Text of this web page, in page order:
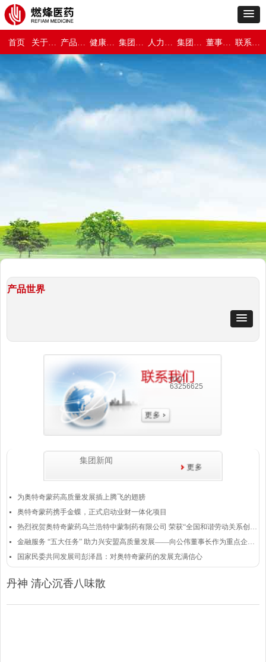
首页 关于燃烽医药 产品世界 健康与保障 集团新闻 人力资源 集团介绍 董事长专栏 联系我们
集团新闻
넷 为奥特奇蒙药高质量发展插上腾飞的翅膀
넷 奥特奇蒙药携手金蝶，正式启动业财一体化项目
넷 热烈祝贺奥特奇蒙药乌兰浩特中蒙制药有限公司 荣获“全国和谐劳动关系创建示范企业”称号
넷 金融服务 “五大任务” 助力兴安盟高质量发展——向公伟董事长作为重点企业代表发言
넷 国家民委共同发展司彭泽昌：对奥特奇蒙药的发展充满信心
丹神 清心沉香八味散
产品世界
010-
63256625